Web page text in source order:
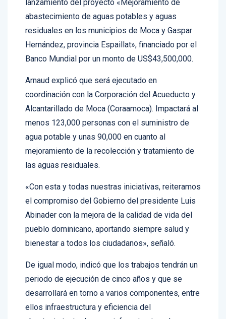
abastecimiento de aguas potables y aguas
residuales en los municipios de Moca y Gaspar
Hernández, provincia Espaillat», financiado por el
Banco Mundial por un monto de US$43,500,000.
coordinación con la Corporación del Acueducto y
Alcantarillado de Moca (Coraamoca). Impactará al
menos 123,000 personas con el suministro de
agua potable y unas 90,000 en cuanto al
mejoramiento de la recolección y tratamiento de
las aguas residuales.
el compromiso del Gobierno del presidente Luis
Abinader con la mejora de la calidad de vida del
pueblo dominicano, aportando siempre salud y
bienestar a todos los ciudadanos», señaló.
periodo de ejecución de cinco años y que se
desarrollará en torno a varios componentes, entre
ellos infraestructura y eficiencia del
abastecimiento de agua, infraestructura de